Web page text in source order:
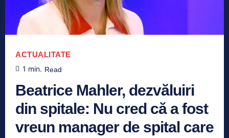
ACTUALITATE
1 min. Read
Beatrice Mahler, dezvăluiri
din spitale: Nu cred că a fost
vreun manager de spital care